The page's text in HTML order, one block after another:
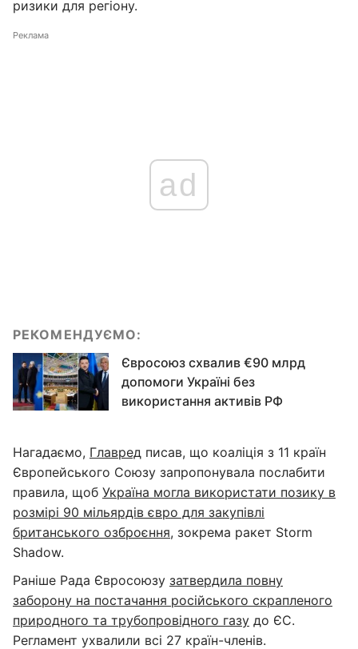
ризики для регіону.
Реклама
ad
РЕКОМЕНДУЄМО:
Євросоюз схвалив €90 млрд
допомоги Україні без
використання активів РФ
Нагадаємо, Главред писав, що коаліція з 11 країн
Європейського Союзу запропонувала послабити
правила, щоб Україна могла використати позику в
розмірі 90 мільярдів євро для закупівлі
британського озброєння, зокрема ракет Storm
Shadow.
Раніше Рада Євросоюзу затвердила повну
заборону на постачання російського скрапленого
природного та трубопровідного газу до ЄС.
Регламент ухвалили всі 27 країн-членів.